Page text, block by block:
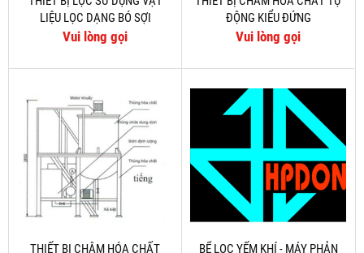
LIỆU LỌC DẠNG BÓ SỢI
Vui lòng gọi
ĐỘNG KIỂU ĐỨNG
Vui lòng gọi
THIẾT BỊ CHÂM HÓA CHẤT
BỂ LỌC YẾM KHÍ - MÁY PHẢN